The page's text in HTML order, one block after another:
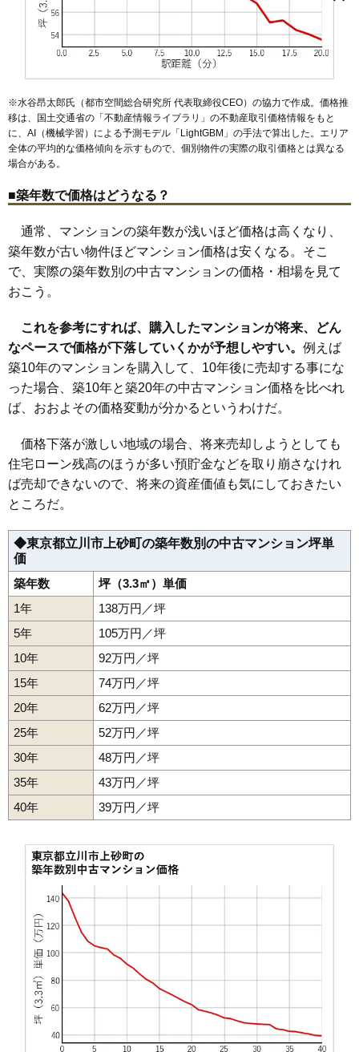
※水谷昂太郎氏（都市空間総合研究所 代表取締役CEO）の協力で作成。価格推
移は、国土交通省の「不動産情報ライブラリ 」の不動産取引価格情報をもと
に、AI（機械学習）による予測モデル「LightGBM」の手法で算出した。エリア
全体の平均的な価格傾向を示すもので、個別物件の実際の取引価格とは異なる
場合がある。
■築年数で価格はどうなる？
通常、マンションの築年数が浅いほど価格は高くなり、
築年数が古い物件ほどマンション価格は安くなる。そこ
で、実際の築年数別の中古マンションの価格・相場を見て
おこう。
これを参考にすれば、購入したマンションが将来、どん
なペースで価格が下落していくかが予想しやすい。 例えば
築10年のマンションを購入して、10年後に売却する事にな
った場合、築10年と築20年の中古マンション価格を比べれ
ば、おおよその価格変動が分かるというわけだ。
価格下落が激しい地域の場合、将来売却しようとしても
住宅ローン残高のほうが多い預貯金などを取り崩さなけれ
ば売却できないので、将来の資産価値も気にしておきたい
ところだ。
◆東京都立川市上砂町の築年数別の中古マンション坪単
価
築年数
坪（3.3㎡）単価
1年
138万円／坪
5年
105万円／坪
10年
92万円／坪
15年
74万円／坪
20年
62万円／坪
25年
52万円／坪
30年
48万円／坪
35年
43万円／坪
40年
39万円／坪
曙町一番町柏町上砂町幸町栄町柴崎町砂川町高松町錦町
西砂町
西国立駅立川駅西立川駅玉川上水駅武蔵砂川駅西武立川駅
柴崎体育館駅